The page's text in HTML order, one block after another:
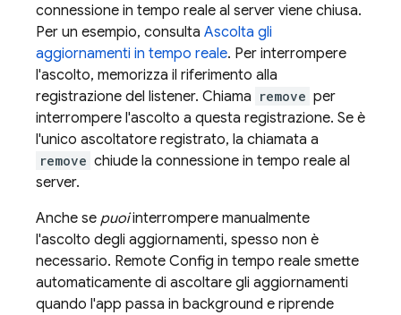
connessione in tempo reale al server viene chiusa.
Per un esempio, consulta Ascolta gli
aggiornamenti in tempo reale. Per interrompere
l'ascolto, memorizza il riferimento alla
registrazione del listener. Chiama remove per
interrompere l'ascolto a questa registrazione. Se è
l'unico ascoltatore registrato, la chiamata a
remove chiude la connessione in tempo reale al
server.
Anche se puoiinterrompere manualmente
l'ascolto degli aggiornamenti, spesso non è
necessario. Remote Config in tempo reale smette
automaticamente di ascoltare gli aggiornamenti
quando l'app passa in background e riprende